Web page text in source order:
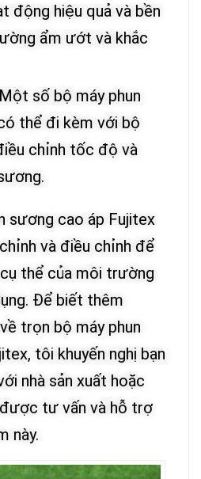
động hiệu quả và bền
ẩm ướt và khắc
số bộ máy phun
thể đi kèm với bộ
chỉnh tốc độ và
sương cao áp Fujitex
và điều chỉnh để
thể của môi trường
Để biết thêm
trọn bộ máy phun
tôi khuyến nghị bạn
nhà sản xuất hoặc
tư vấn và hỗ trợ
này.